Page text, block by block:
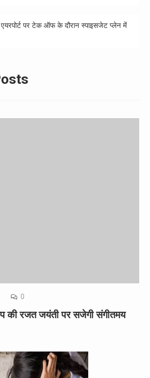
एयरपोर्ट पर टेक ऑफ के दौरान स्पाइसजेट प्लेन में
0
की रजत जयंती पर सजेगी संगीतमय